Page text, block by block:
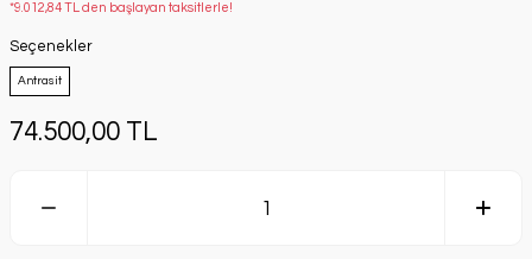
*9.012,84 TL den başlayan taksitlerle!
Seçenekler
Antrasit
74.500,00 TL